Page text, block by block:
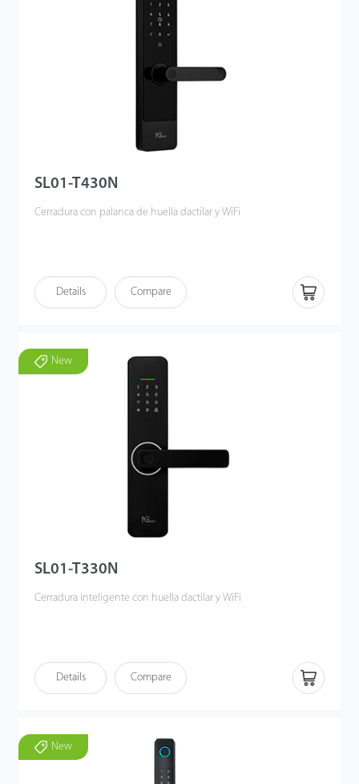
SL01-T430N
Cerradura con palanca de huella dactilar y WiFi
Details Compare
New
SL01-T330N
Cerradura inteligente con huella dactilar y WiFi
Details Compare
New